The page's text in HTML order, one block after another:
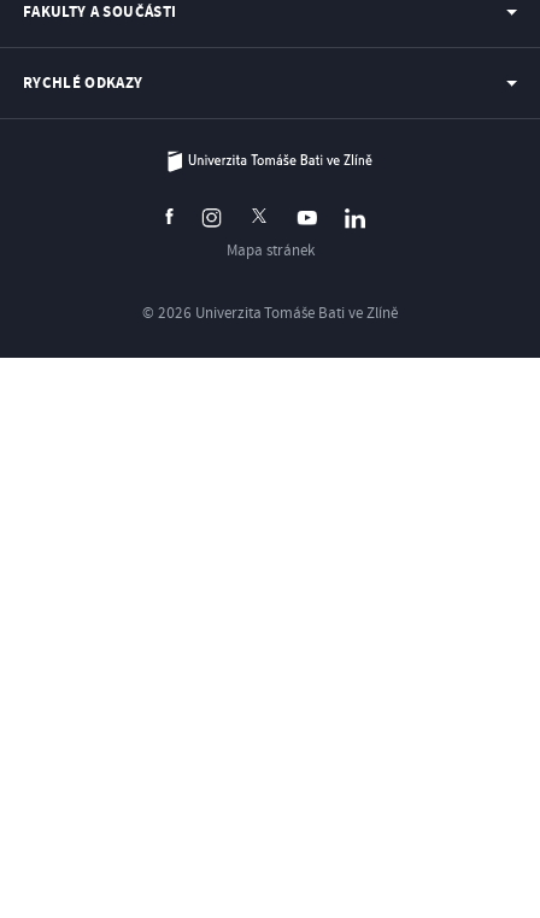
FAKULTY A SOUČÁSTI
RYCHLÉ ODKAZY
© 2026 Univerzita Tomáše Bati ve Zlíně
Mapa stránek